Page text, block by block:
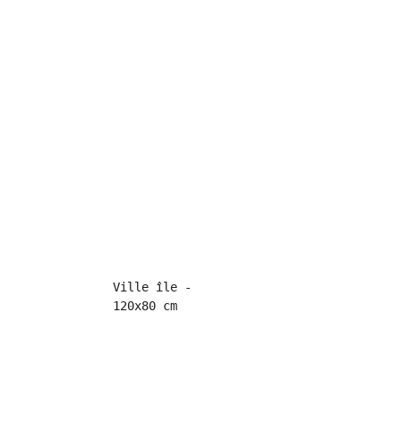
Ville île -
120x80 cm